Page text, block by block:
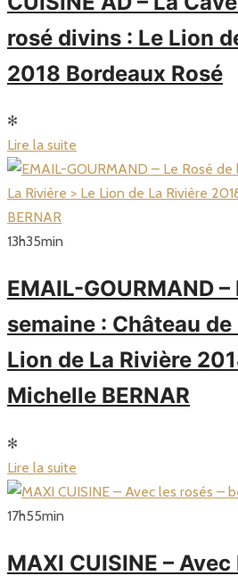
rosé divins : Le Lion
2018 Bordeaux Rosé
✻
Lire la suite
13h35min
EMAIL-GOURMAND –
semaine : Château
Lion de La Rivière
Michelle BERNAR
✻
Lire la suite
17h55min
MAXI CUISINE –